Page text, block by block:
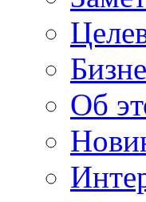
Об